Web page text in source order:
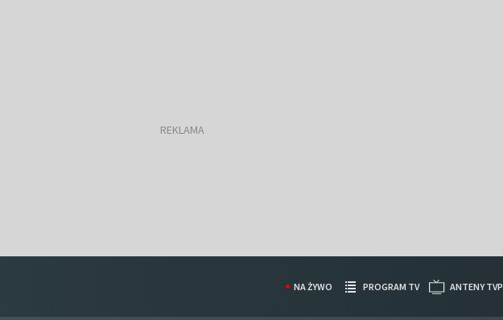
NA ŻYWO PROGRAM TV ANTENY TVP